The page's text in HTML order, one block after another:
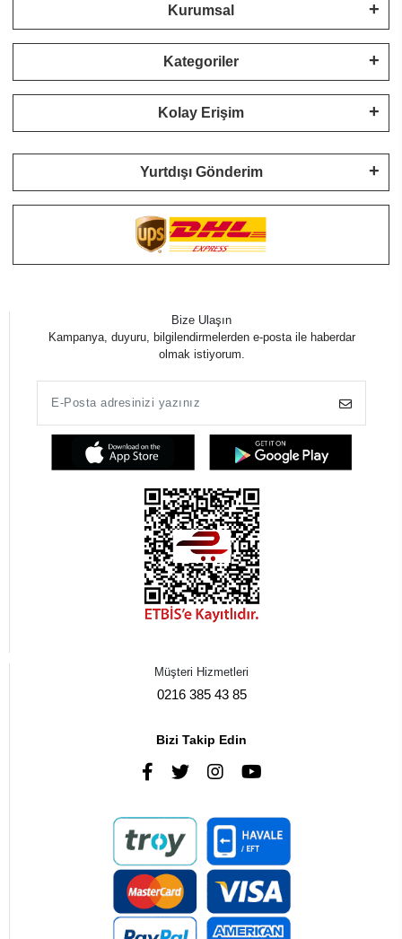
Kurumsal
Kategoriler
Kolay Erişim
Yurtdışı Gönderim
Bize Ulaşın
Kampanya, duyuru, bilgilendirmelerden e-posta ile haberdar
olmak istiyorum.
Müşteri Hizmetleri
0216 385 43 85
Bizi Takip Edin